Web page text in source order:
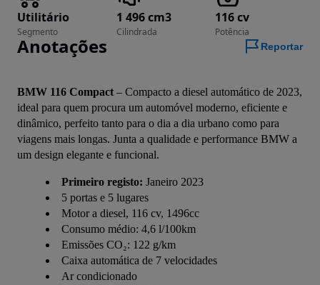
Utilitário
Segmento
1 496 cm3
Cilindrada
116 cv
Potência
Anotações Reportar
BMW 116 Compact – Compacto a diesel automático de 2023,
ideal para quem procura um automóvel moderno, eficiente e
dinâmico, perfeito tanto para o dia a dia urbano como para
viagens mais longas. Junta a qualidade e performance BMW a
um design elegante e funcional.
Primeiro registo: Janeiro 2023
5 portas e 5 lugares
Motor a diesel, 116 cv, 1496cc
Consumo médio: 4,6 l/100km
Emissões CO₂: 122 g/km
Caixa automática de 7 velocidades
Ar condicionado